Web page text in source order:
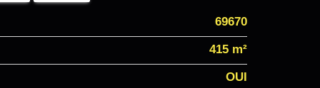
69670
415 m²
OUI